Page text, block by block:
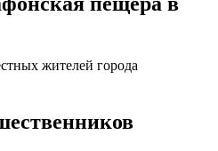
жителей города